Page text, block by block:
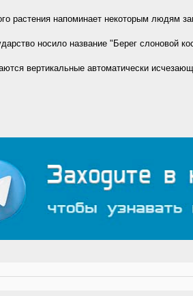
растения напоминает некоторым людям
носило название "Берег слоновой
вертикальные автоматически